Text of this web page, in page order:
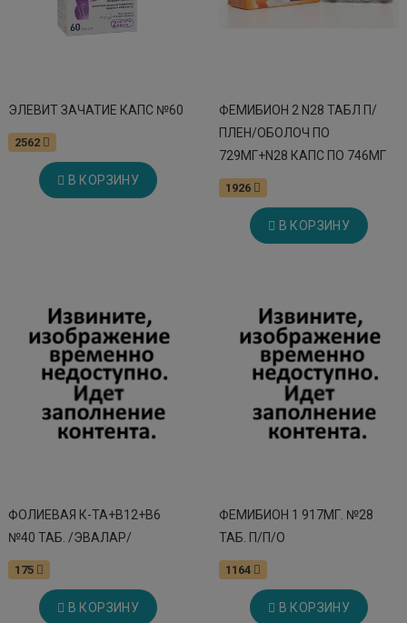
ЭЛЕВИТ ЗАЧАТИЕ КАПС №60
2562
В КОРЗИНУ
ФЕМИБИОН 2 N28 ТАБЛ П/
ПЛЕН/ОБОЛОЧ ПО
729МГ+N28 КАПС ПО 746МГ
1926
В КОРЗИНУ
ФОЛИЕВАЯ К-ТА+В12+В6
№40 ТАБ. /ЭВАЛАР/
175
В КОРЗИНУ
ФЕМИБИОН 1 917МГ. №28
ТАБ. П/П/О
1164
В КОРЗИНУ